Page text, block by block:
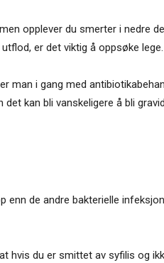
opplever du smerter i nedre
er det viktig å oppsøke lege.
man i gang med
kan bli vanskeligere å bli
de andre bakterielle
hvis du er smittet av syfilis og